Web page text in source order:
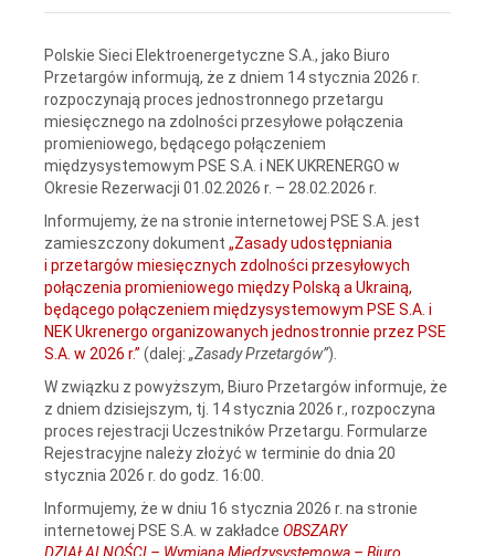
Polskie Sieci Elektroenergetyczne S.A., jako Biuro
Przetargów informują, że z dniem 14 stycznia 2026 r.
rozpoczynają proces jednostronnego przetargu
miesięcznego na zdolności przesyłowe połączenia
promieniowego, będącego połączeniem
międzysystemowym PSE S.A. i NEK UKRENERGO w
Okresie Rezerwacji 01.02.2026 r. – 28.02.2026 r.
Informujemy, że na stronie internetowej PSE S.A. jest
zamieszczony dokument „Zasady udostępniania
i przetargów miesięcznych zdolności przesyłowych
połączenia promieniowego między Polską a Ukrainą,
będącego połączeniem międzysystemowym PSE S.A. i
NEK Ukrenergo organizowanych jednostronnie przez PSE
S.A. w 2026 r.” (dalej: „Zasady Przetargów”).
W związku z powyższym, Biuro Przetargów informuje, że
z dniem dzisiejszym, tj. 14 stycznia 2026 r., rozpoczyna
proces rejestracji Uczestników Przetargu. Formularze
Rejestracyjne należy złożyć w terminie do dnia 20
stycznia 2026 r. do godz. 16:00.
Informujemy, że w dniu 16 stycznia 2026 r. na stronie
internetowej PSE S.A. w zakładce OBSZARY
DZIAŁALNOŚCI – Wymiana Międzysystemowa – Biuro